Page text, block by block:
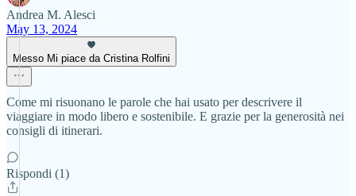
Andrea M. Alesci
May 13, 2024
Messo Mi piace da Cristina Rolfini
Come mi risuonano le parole che hai usato per descrivere il
viaggiare in modo libero e sostenibile. E grazie per la generosità nei
consigli di itinerari.
Rispondi (1)